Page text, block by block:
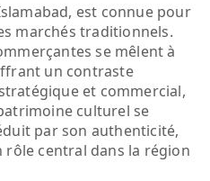
est connue pour
marchés traditionnels.
se mêlent à
un contraste
et commercial,
culturel se
par son authenticité,
central dans la région